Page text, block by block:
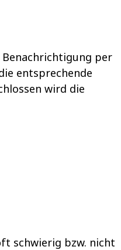
per
entsprechende
wird die
schwierig bzw. nicht